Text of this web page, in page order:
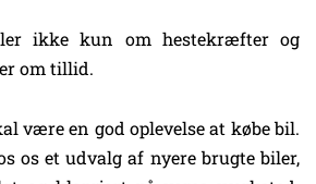
ikke kun om hestekræfter og
om tillid.
være en god oplevelse at købe bil.
os et udvalg af nyere brugte biler,